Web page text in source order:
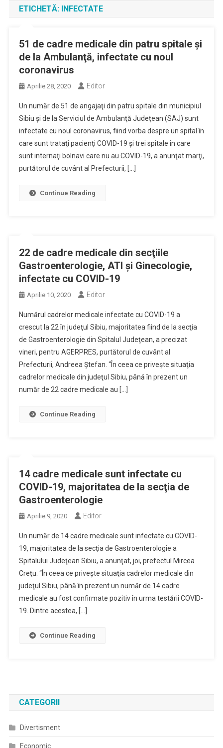
ETICHETĂ: INFECTATE
51 de cadre medicale din patru spitale şi
de la Ambulanţă, infectate cu noul
coronavirus
Aprilie 28, 2020 Editor
Un număr de 51 de angajaţi din patru spitale din municipiul
Sibiu şi de la Serviciul de Ambulanţă Judeţean (SAJ) sunt
infectate cu noul coronavirus, fiind vorba despre un spital în
care sunt trataţi pacienţi COVID-19 şi trei spitale în care
sunt internaţi bolnavi care nu au COVID-19, a anunţat marţi,
purtătorul de cuvânt al Prefecturii, […]
Continue Reading
22 de cadre medicale din secţiile
Gastroenterologie, ATI şi Ginecologie,
infectate cu COVID-19
Aprilie 10, 2020 Editor
Numărul cadrelor medicale infectate cu COVID-19 a
crescut la 22 în judeţul Sibiu, majoritatea fiind de la secţia
de Gastroenterologie din Spitalul Judeţean, a precizat
vineri, pentru AGERPRES, purtătorul de cuvânt al
Prefecturii, Andreea Ştefan. “În ceea ce priveşte situaţia
cadrelor medicale din judeţul Sibiu, până în prezent un
număr de 22 cadre medicale au […]
Continue Reading
14 cadre medicale sunt infectate cu
COVID-19, majoritatea de la secţia de
Gastroenterologie
Aprilie 9, 2020 Editor
Un număr de 14 cadre medicale sunt infectate cu COVID-
19, majoritatea de la secţia de Gastroenterologie a
Spitalului Judeţean Sibiu, a anunţat, joi, prefectul Mircea
Creţu. “În ceea ce priveşte situaţia cadrelor medicale din
judeţul Sibiu, până în prezent un număr de 14 cadre
medicale au fost confirmate pozitiv în urma testării COVID-
19. Dintre acestea, […]
Continue Reading
CATEGORII
Divertisment
Economic